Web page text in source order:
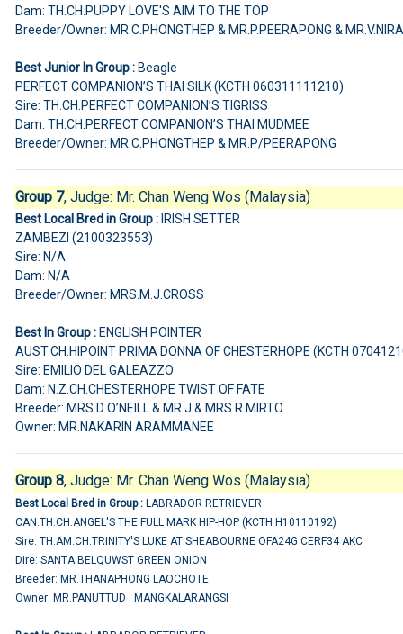
Dam: TH.CH.PUPPY LOVE'S AIM TO THE TOP
Breeder/Owner: MR.C.PHONGTHEP & MR.P.PEERAPONG &
Best Junior In Group :Beagle
PERFECT COMPANION’S THAI SILK (KCTH 060311111210)
Sire: TH.CH.PERFECT COMPANION’S TIGRISS
Dam: TH.CH.PERFECT COMPANION’S THAI MUDMEE
Breeder/Owner: MR.C.PHONGTHEP & MR.P/PEERAPONG
Group 7, Judge: Mr. Chan Weng Wos (Malaysia)
Best Local Bred in Group :IRISH SETTER
ZAMBEZI (2100323553)
Sire: N/A
Dam: N/A
Breeder/Owner: MRS.M.J.CROSS
Best In Group :ENGLISH POINTER
AUST.CH.HIPOINT PRIMA DONNA OF CHESTERHOPE (KCTH
Sire: EMILIO DEL GALEAZZO
Dam: N.Z.CH.CHESTERHOPE TWIST OF FATE
Breeder: MRS D O’NEILL & MR J & MRS R MIRTO
Owner: MR.NAKARIN ARAMMANEE
Group 8, Judge: Mr. Chan Weng Wos (Malaysia)
Best Local Bred in Group : LABRADOR RETRIEVER
CAN.TH.CH.ANGEL'S THE FULL MARK HIP-HOP (KCTH H10110192)
Sire: TH.AM.CH.TRINITY'S LUKE AT SHEABOURNE OFA24G CERF34 AKC
Dire: SANTA BELQUWST GREEN ONION
Breeder: MR.THANAPHONG LAOCHOTE
Owner: MR.PANUTTUD MANGKALARANGSI